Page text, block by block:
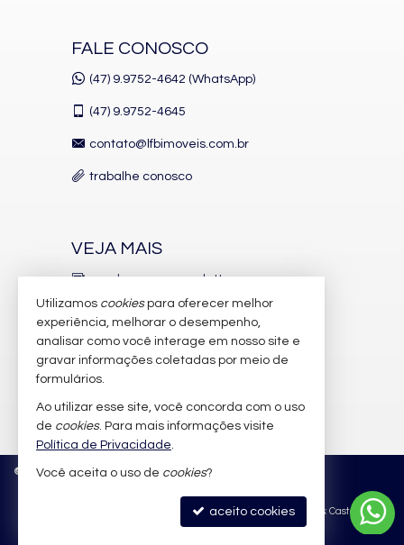
FALE CONOSCO
(47) 9.9752-4642 (WhatsApp)
(47) 9.9752-4645
contato@lfbimoveis.com.br
trabalhe conosco
VEJA MAIS
receba nosso newsletter
indicadores financeiros
cadastre seu imóvel
imóveis favoritos
mapa de imóveis
© 2026 CRECI/SC 6.388-J Política de Privacidade
Site para imobiliárias: Castel Digital
Utilizamos cookiespara oferecer melhor
experiência, melhorar o desempenho,
analisar como você interage em nosso site e
gravar informações coletadas por meio de
formulários.
Ao utilizar esse site, você concorda com o uso
de cookies. Para mais informações visite
Política de Privacidade.
Você aceita o uso de cookies?
aceito cookies